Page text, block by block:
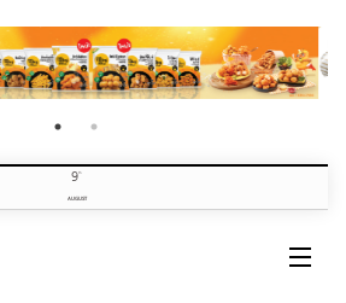
9th
AUGUST